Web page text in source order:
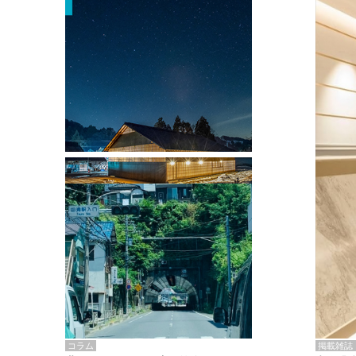
掲載雑誌
掲載雑誌・書籍
『街歩き研修「アールデコとモダニズ
ム、和風バロック」』のレポート記事が
掲載
コラム